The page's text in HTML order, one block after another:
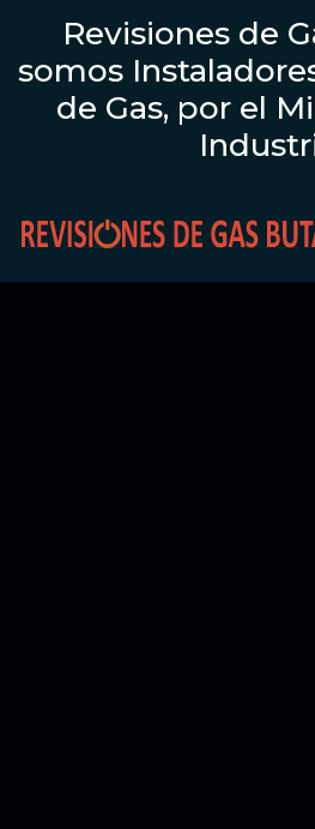
Revisiones de
somos
de Gas, por el